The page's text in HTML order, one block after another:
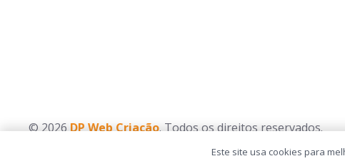
© 2026DP Web Criação. Todos os direitos reservados.
Este site usa cookies para